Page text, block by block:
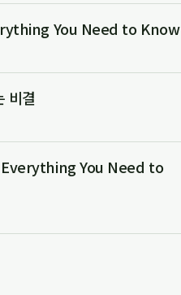
You Need to Know
비결
: Everything You Need to